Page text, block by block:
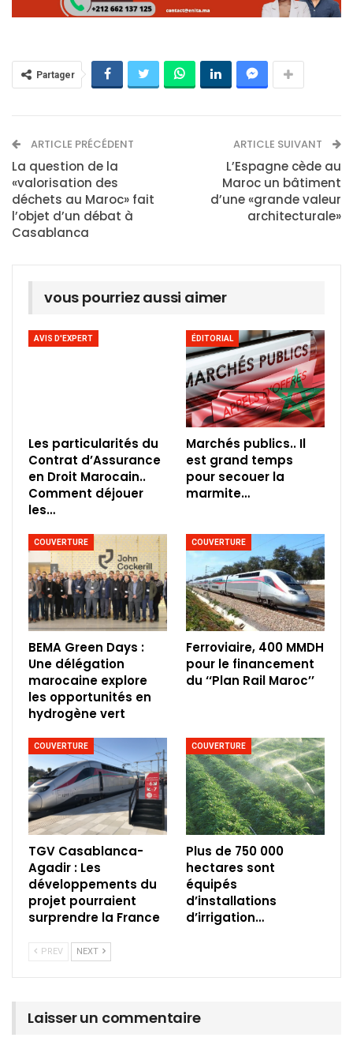
Partager
ARTICLE PRÉCÉDENT
La question de la
«valorisation des
déchets au Maroc» fait
l’objet d’un débat à
Casablanca
ARTICLE SUIVANT
L’Espagne cède au
Maroc un bâtiment
d’une «grande valeur
architecturale»
vous pourriez aussi aimer
AVIS D'EXPERT
Les particularités du
Contrat d’Assurance
en Droit Marocain..
Comment déjouer
les…
ÉDITORIAL
Marchés publics.. Il
est grand temps
pour secouer la
marmite…
COUVERTURE
BEMA Green Days :
Une délégation
marocaine explore
les opportunités en
hydrogène vert
COUVERTURE
Ferroviaire, 400 MMDH
pour le financement
du ‘‘Plan Rail Maroc’’
COUVERTURE
TGV Casablanca-
Agadir : Les
développements du
projet pourraient
surprendre la France
COUVERTURE
Plus de 750 000
hectares sont
équipés
d’installations
d’irrigation…
PREV NEXT
Laisser un commentaire